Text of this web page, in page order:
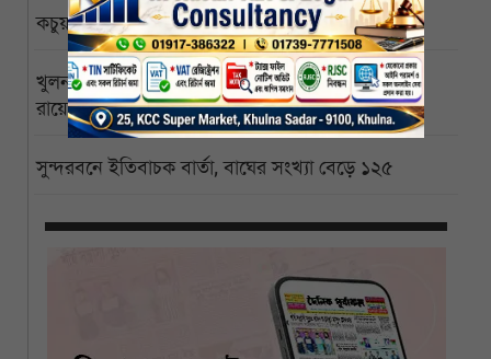
কচুয়ায় একই পরিবারের তিনজনের গলিত মরদেহ উদ্ধার
খুলনা বিশ্ববিদ্যালয়ের পাইকগাছা ক্যাম্পাস বিজ্ঞানী পিসি
রায়ের নামে নামকরণের দাবি
সুন্দরবনে ইতিবাচক বার্তা, বাঘের সংখ্যা বেড়ে ১২৫